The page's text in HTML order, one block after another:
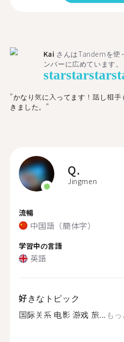
Kai さんはTandemを使
ンバーに広めています。
starstarstar
"かなり気に入ってます！話し相
きました。"
Q.
Jingmen
流暢
中国語（簡体字）
学習中の言語
英語
好きなトピック
国际关系 电影 游戏 旅... も